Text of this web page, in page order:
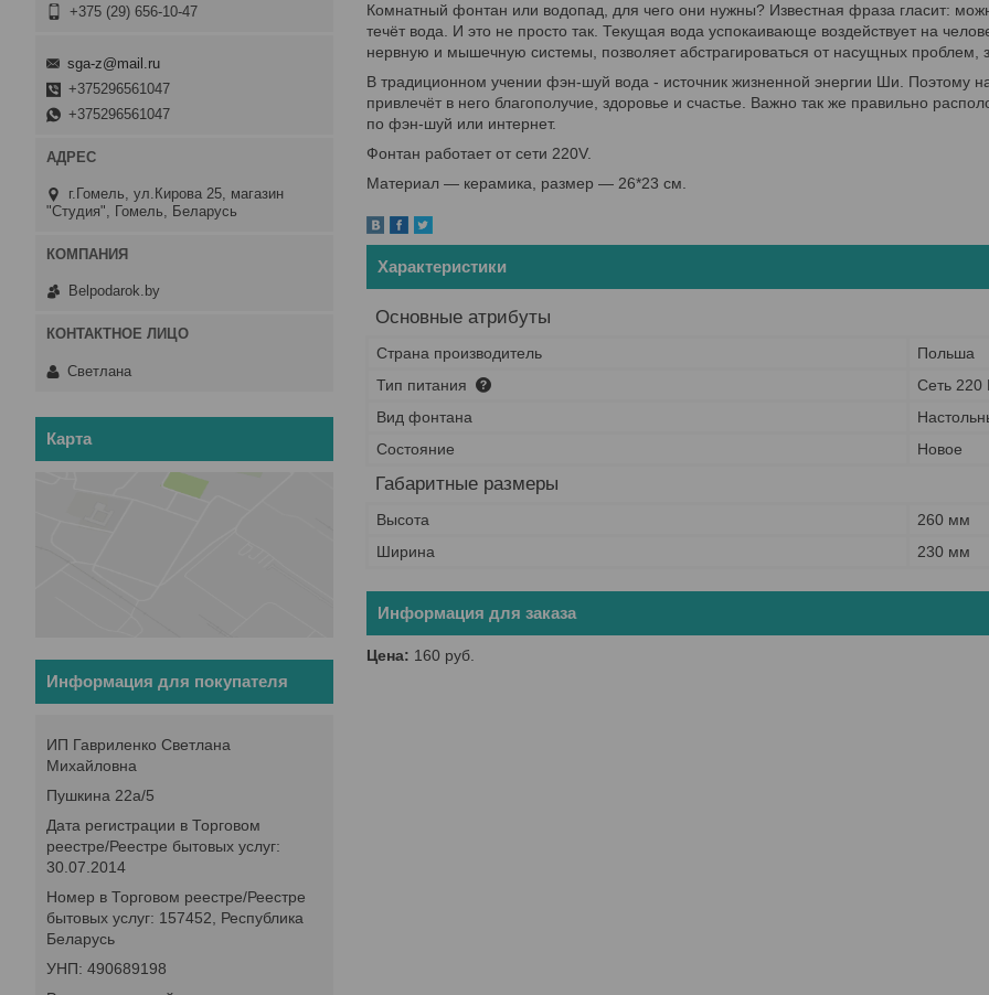
Комнатный фонтан или водопад, для чего они нужны? Известная фраза гласит:
течёт вода. И это не просто так. Текущая вода успокаивающе воздействует на
нервную и мышечную системы, позволяет абстрагироваться от насущных проблем,
В традиционном учении фэн-шуй вода - источник жизненной энергии Ши. Поэтому
привлечёт в него благополучие, здоровье и счастье. Важно так же правильно
по фэн-шуй или интернет.
Фонтан работает от сети 220V.
Материал — керамика, размер — 26*23 см.
Характеристики
Основные атрибуты
Страна производитель
Польша
Тип питания
Сеть 220
Вид фонтана
Состояние
Новое
Габаритные размеры
Высота
260 мм
Ширина
230 мм
Информация для заказа
Цена: 160 руб.
+375 (29) 656-10-47
sga-z@mail.ru
+375296561047
+375296561047
г.Гомель, ул.Кирова 25, магазин
"Студия", Гомель, Беларусь
Belpodarok.by
Светлана
Карта
Информация для покупателя
ИП Гавриленко Светлана
Михайловна
Пушкина 22а/5
Дата регистрации в Торговом
реестре/Реестре бытовых услуг:
30.07.2014
Номер в Торговом реестре/Реестре
бытовых услуг: 157452, Республика
Беларусь
УНП: 490689198